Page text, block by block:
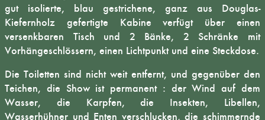
gut isolierte, blau gestrichene, ganz aus Douglas-
Kiefernholz gefertigte Kabine verfügt über einen
versenkbaren Tisch und 2 Bänke, 2 Schränke mit
Vorhängeschlössern, einen Lichtpunkt und eine Steckdose.
Die Toiletten sind nicht weit entfernt, und gegenüber den
Teichen, die Show ist permanent : der Wind auf dem
Wasser, die Karpfen, die Insekten, Libellen,
Wasserhühner und Enten verschlucken, die schimmernde